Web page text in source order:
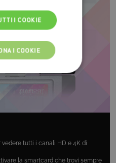
tutti i canali HD e 4K di
la smartcard che trovi sempre
I COOKIE
I COOKIE